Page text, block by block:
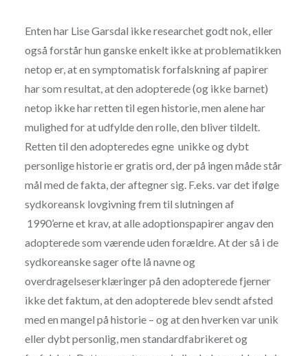
Enten har Lise Garsdal ikke researchet godt nok, eller
også forstår hun ganske enkelt ikke at problematikken
netop er, at en symptomatisk forfalskning af papirer
har som resultat, at den adopterede (og ikke barnet)
netop ikke har retten til egen historie, men alene har
mulighed for at udfylde den rolle, den bliver tildelt.
Retten til den adopteredes egne unikke og dybt
personlige historie er gratis ord, der på ingen måde står
mål med de fakta, der aftegner sig. F.eks. var det ifølge
sydkoreansk lovgivning frem til slutningen af
1990’erne et krav, at alle adoptionspapirer angav den
adopterede som værende uden forældre. At der så i de
sydkoreanske sager ofte lå navne og
overdragelseserklæringer på den adopterede fjerner
ikke det faktum, at den adopterede blev sendt afsted
med en mangel på historie – og at den hverken var unik
eller dybt personlig, men standardfabrikeret og